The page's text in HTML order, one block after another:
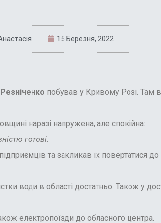
15 Березня, 2022
побував у Кривому Розі. Там
наразі напружена, але спокійна:
готові.
та закликав їх повертатися до
води в області достатньо. Також у
електропоїзди до обласного центра.